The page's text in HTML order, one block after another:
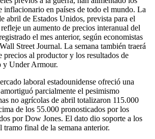
inflacionario en países de todo el mundo. La
abril de Estados Unidos, prevista para el
refleje un aumento de precios interanual del
el mes anterior, según economistas
Street Journal. La semana también traerá
precios al productor y los resultados de
y Under Armour.
laboral estadounidense ofreció una
parcialmente el pesimismo
no agrícolas de abril totalizaron 115.000
de los 55.000 pronosticados por los
por Dow Jones. El dato dio soporte a los
tramo final de la semana anterior.